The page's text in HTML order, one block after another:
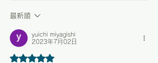
最新順
yuichi miyagishi
2023年7月02日
5つ星のうち5と評価されています。